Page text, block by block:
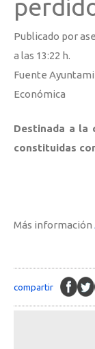
Publicado por
a las 13:22 h.
Fuente
Económica
Destinada a la
constituidas
Más información
compartir